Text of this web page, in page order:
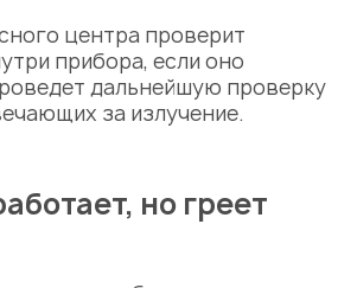
центра проверит
прибора, если оно
дальнейшую проверку
за излучение.
но греет